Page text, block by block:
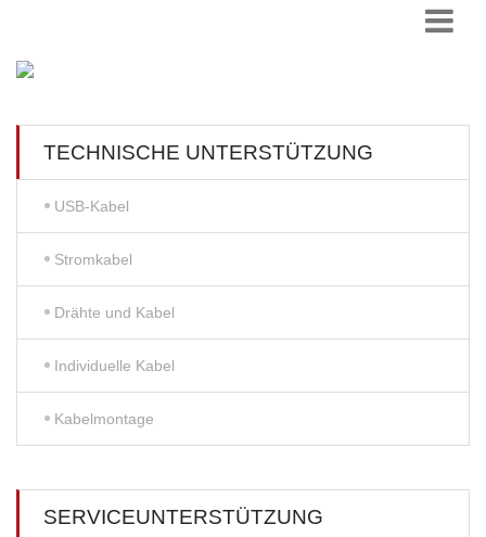
TECHNISCHE UNTERSTÜTZUNG
USB-Kabel
Stromkabel
Drähte und Kabel
Individuelle Kabel
Kabelmontage
SERVICEUNTERSTÜTZUNG